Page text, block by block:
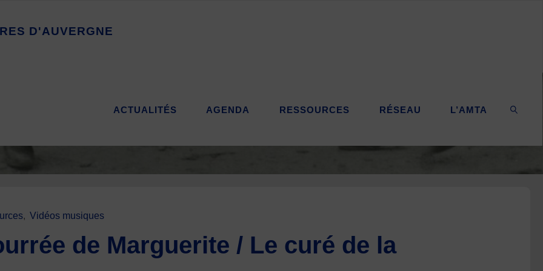
RES D'AUVERGNE
ACTUALITÉS AGENDA RESSOURCES RÉSEAU L’AMTA
, Vidéos musiques
de Marguerite / Le curé de la